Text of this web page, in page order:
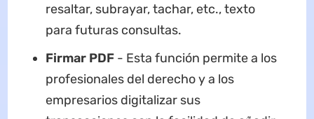
resaltar, subrayar, tachar, etc., texto
para futuras consultas.
Firmar PDF - Esta función permite a los
profesionales del derecho y a los
empresarios digitalizar sus